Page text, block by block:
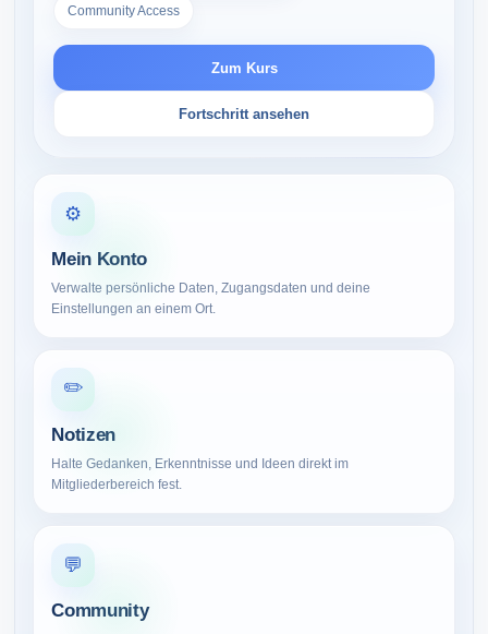
Community Access
Zum Kurs
Fortschritt ansehen
⚙️
Mein Konto
Verwalte persönliche Daten, Zugangsdaten und deine
Einstellungen an einem Ort.
✏️
Notizen
Halte Gedanken, Erkenntnisse und Ideen direkt im
Mitgliederbereich fest.
💬
Community